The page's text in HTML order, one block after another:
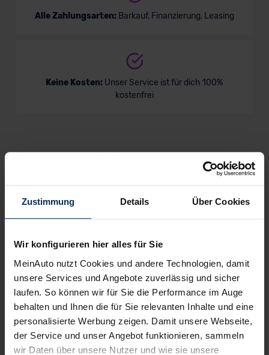
Zustimmung Details Über Cookies
Wir konfigurieren hier alles für Sie
MeinAuto nutzt Cookies und andere Technologien, damit
unsere Services und Angebote zuverlässig und sicher
laufen. So können wir für Sie die Performance im Auge
behalten und Ihnen die für Sie relevanten Inhalte und eine
personalisierte Werbung zeigen. Damit unsere Webseite,
der Service und unser Angebot funktionieren, sammeln
wir Daten über unsere Nutzer und wie sie unsere
Alle Zahlungsarten: Barkauf, Finanzierung, Leasing
Keine Kosten: Unser Service ist für dich 100%
kostenfrei
Wir sind stolz auf eine hohe
MeinAuto.de hat langjährige Erfahrungen auf dem
Sehen Sie sich unsere Bewertungen an: